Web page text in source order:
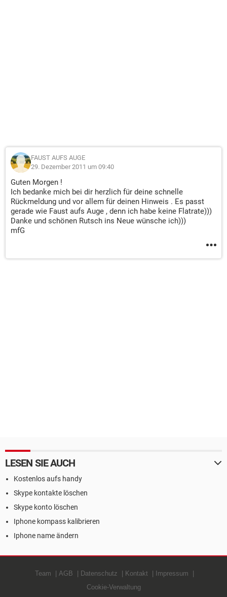
FAUST AUFS AUGE
29. Dezember 2011 um 09:40
Guten Morgen !
Ich bedanke mich bei dir herzlich für deine schnelle
Rückmeldung und vor allem für deinen Hinweis . Es passt
gerade wie Faust aufs Auge , denn ich habe keine Flatrate)))
Danke und schönen Rutsch ins Neue wünsche ich)))
mfG
LESEN SIE AUCH
Kostenlos aufs handy
Skype kontakte löschen
Skype konto löschen
Iphone kompass kalibrieren
Iphone name ändern
Team AGB Datenschutz Kontakt
Impressum
Cookie-Verwaltung